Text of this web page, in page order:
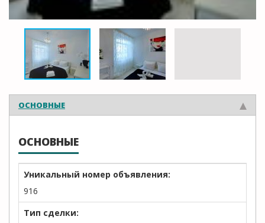
ОСНОВНЫЕ
ОСНОВНЫЕ
Уникальный номер объявления:
916
Тип сделки: